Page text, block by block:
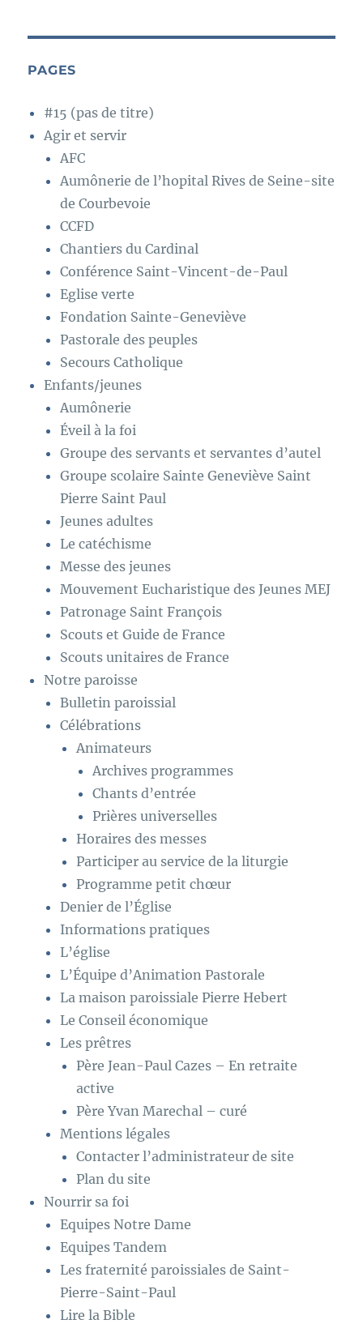
PAGES
#15 (pas de titre)
Agir et servir
AFC
Aumônerie de l’hopital Rives de Seine-site
de Courbevoie
CCFD
Chantiers du Cardinal
Conférence Saint-Vincent-de-Paul
Eglise verte
Fondation Sainte-Geneviève
Pastorale des peuples
Secours Catholique
Enfants/jeunes
Aumônerie
Éveil à la foi
Groupe des servants et servantes d’autel
Groupe scolaire Sainte Geneviève Saint
Pierre Saint Paul
Jeunes adultes
Le catéchisme
Messe des jeunes
Mouvement Eucharistique des Jeunes MEJ
Patronage Saint François
Scouts et Guide de France
Scouts unitaires de France
Notre paroisse
Bulletin paroissial
Célébrations
Animateurs
Archives programmes
Chants d’entrée
Prières universelles
Horaires des messes
Participer au service de la liturgie
Programme petit chœur
Denier de l’Église
Informations pratiques
L’église
L’Équipe d’Animation Pastorale
La maison paroissiale Pierre Hebert
Le Conseil économique
Les prêtres
Père Jean-Paul Cazes – En retraite
active
Père Yvan Marechal – curé
Mentions légales
Contacter l’administrateur de site
Plan du site
Nourrir sa foi
Equipes Notre Dame
Equipes Tandem
Les fraternité paroissiales de Saint-
Pierre-Saint-Paul
Lire la Bible